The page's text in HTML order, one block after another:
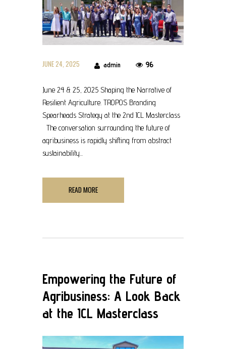
JUNE 24, 2025 admin 96
June 24 & 25, 2025 Shaping the Narrative of
Resilient Agriculture. TROPOS Branding
Spearheads Strategy at the 2nd ICL Masterclass
The conversation surrounding the future of
agribusiness is rapidly shifting from abstract
sustainability...
READ MORE
Empowering the Future of
Agribusiness: A Look Back
at the ICL Masterclass